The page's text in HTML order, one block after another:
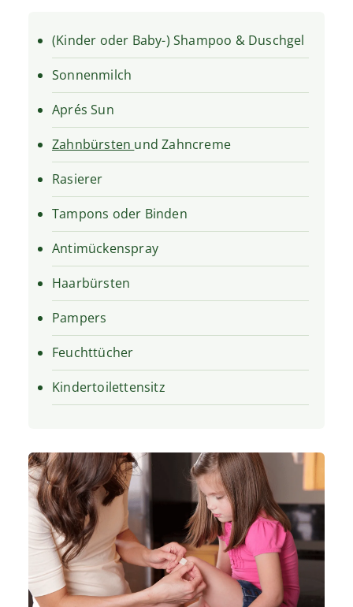
(Kinder oder Baby-) Shampoo & Duschgel
Sonnenmilch
Aprés Sun
Zahnbürsten und Zahncreme
Rasierer
Tampons oder Binden
Antimückenspray
Haarbürsten
Pampers
Feuchttücher
Kindertoilettensitz